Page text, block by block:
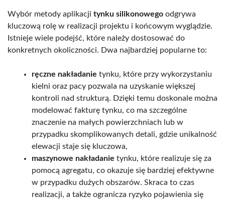
Wybór metody aplikacji tynku silikonowego odgrywa
kluczową rolę w realizacji projektu i końcowym wyglądzie.
Istnieje wiele podejść, które należy dostosować do
konkretnych okoliczności. Dwa najbardziej popularne to:
ręczne nakładanie tynku, które przy wykorzystaniu
kielni oraz pacy pozwala na uzyskanie większej
kontroli nad strukturą. Dzięki temu doskonale można
modelować fakturę tynku, co ma szczególne
znaczenie na małych powierzchniach lub w
przypadku skomplikowanych detali, gdzie unikalność
elewacji staje się kluczowa,
maszynowe nakładanie tynku, które realizuje się za
pomocą agregatu, co okazuje się bardziej efektywne
w przypadku dużych obszarów. Skraca to czas
realizacji, a także ogranicza ryzyko pojawienia się